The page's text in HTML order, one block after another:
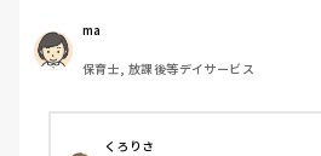
い⭐︎
ma
保育士, 放課後等デイサービス
くろりさ